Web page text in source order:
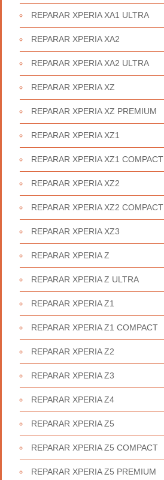
REPARAR XPERIA XA1 ULTRA
REPARAR XPERIA XA2
REPARAR XPERIA XA2 ULTRA
REPARAR XPERIA XZ
REPARAR XPERIA XZ PREMIUM
REPARAR XPERIA XZ1
REPARAR XPERIA XZ1 COMPACT
REPARAR XPERIA XZ2
REPARAR XPERIA XZ2 COMPACT
REPARAR XPERIA XZ3
REPARAR XPERIA Z
REPARAR XPERIA Z ULTRA
REPARAR XPERIA Z1
REPARAR XPERIA Z1 COMPACT
REPARAR XPERIA Z2
REPARAR XPERIA Z3
REPARAR XPERIA Z4
REPARAR XPERIA Z5
REPARAR XPERIA Z5 COMPACT
REPARAR XPERIA Z5 PREMIUM